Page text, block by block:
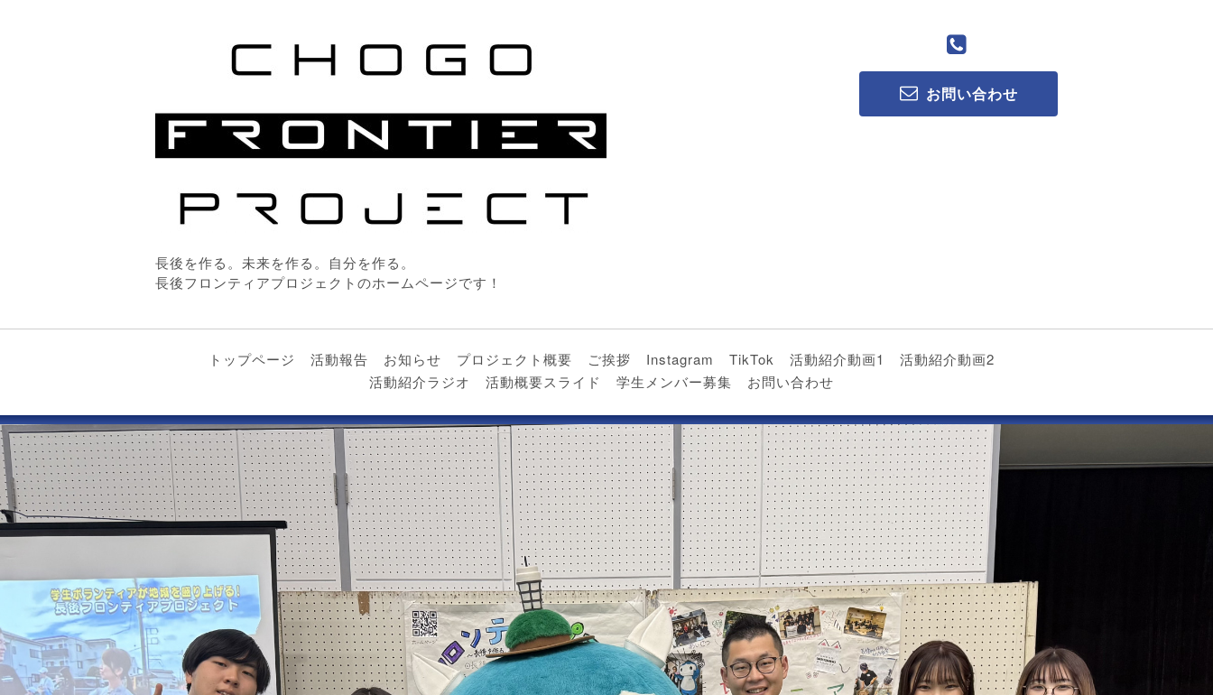
お問い合わせ
長後を作る。未来を作る。自分を作る。
長後フロンティアプロジェクトのホームページです！
トップページ 活動報告 お知らせ プロジェクト概要 ご挨拶 Instagram TikTok 活動紹介動画1
活動紹介動画2
活動紹介ラジオ
活動概要スライド 学生メンバー募集 お問い合わせ